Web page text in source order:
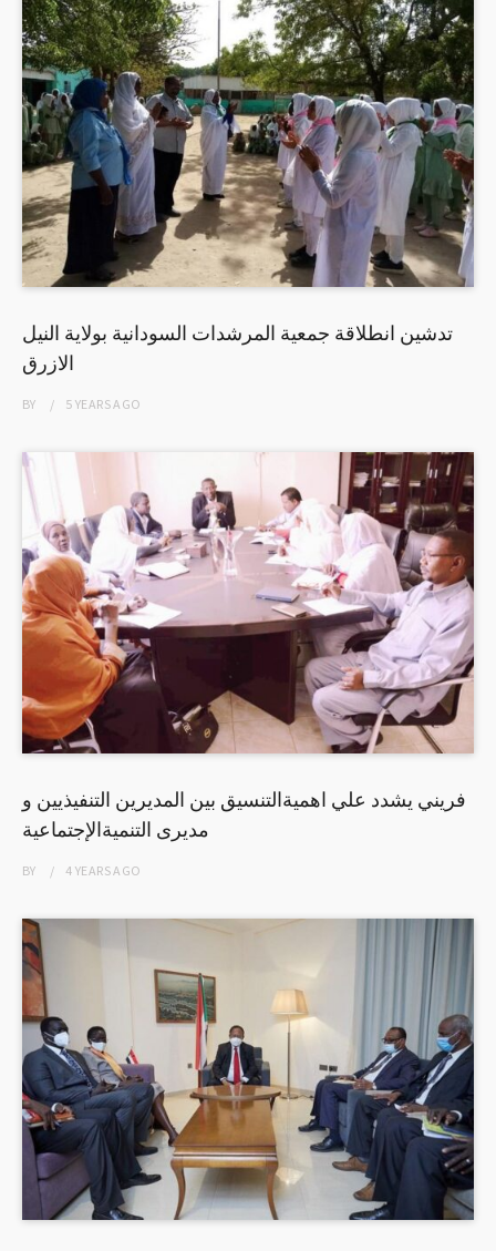
تدشين انطلاقة جمعية المرشدات السودانية بولاية النيل
الازرق
BY 5 YEARSAGO
فريني يشدد علي اهميةالتنسيق بين المديرين التنفيذيين و
مديرى التنميةالإجتماعية
BY 4 YEARSAGO